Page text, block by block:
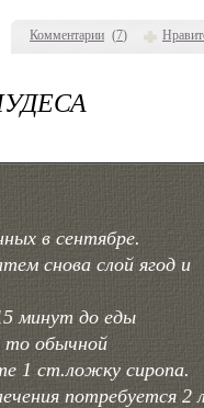
Комментарии (7)
в сентябре.
снова слой ягод и
минут до еды
то обычной
1 ст.ложку сиропа.
потребуется 2